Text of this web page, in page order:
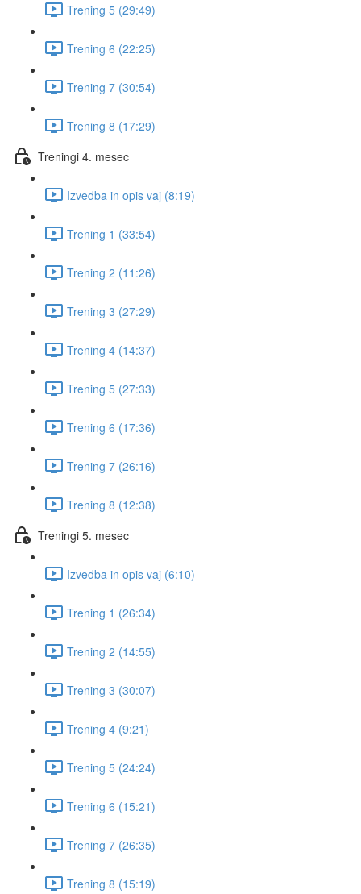
Trening 5 (29:49)
Trening 6 (22:25)
Trening 7 (30:54)
Trening 8 (17:29)
Treningi 4. mesec
Izvedba in opis vaj (8:19)
Trening 1 (33:54)
Trening 2 (11:26)
Trening 3 (27:29)
Trening 4 (14:37)
Trening 5 (27:33)
Trening 6 (17:36)
Trening 7 (26:16)
Trening 8 (12:38)
Treningi 5. mesec
Izvedba in opis vaj (6:10)
Trening 1 (26:34)
Trening 2 (14:55)
Trening 3 (30:07)
Trening 4 (9:21)
Trening 5 (24:24)
Trening 6 (15:21)
Trening 7 (26:35)
Trening 8 (15:19)